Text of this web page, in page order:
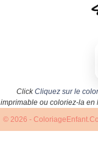
ClickCliquez sur le
imprimable ou coloriez-la en
© 2026 -